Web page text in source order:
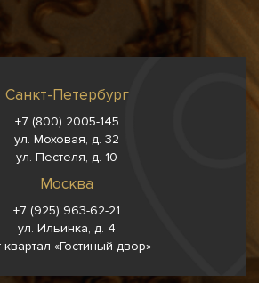
Санкт-Петербург
+7 (800) 2005-145
ул. Моховая, д. 32
ул. Пестеля, д. 10
Москва
+7 (925) 963-62-21
ул. Ильинка, д. 4
квартал «Гостиный двор»